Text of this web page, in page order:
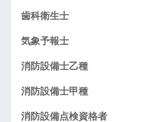
歯科衛生士
気象予報士
消防設備士乙種
消防設備士甲種
消防設備点検資格者